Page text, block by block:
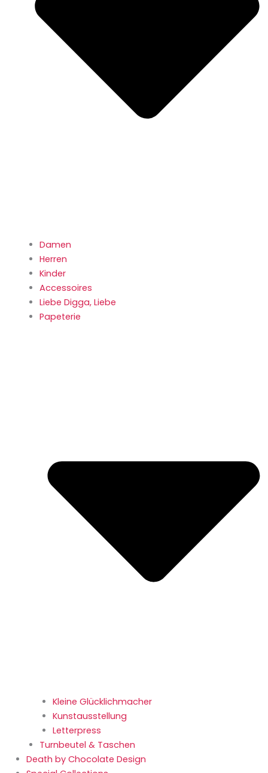
Damen
Herren
Kinder
Accessoires
Liebe Digga, Liebe
Papeterie
Kleine Glücklichmacher
Kunstausstellung
Letterpress
Turnbeutel & Taschen
Death by Chocolate Design